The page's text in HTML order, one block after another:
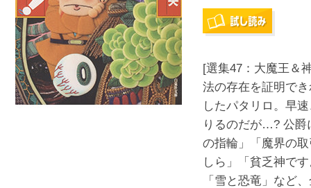
[選集47：大魔王＆
法の存在を証明で
したパタリロ。早
りるのだが…? 公爵
の指輪」「魔界の
しら」「貧乏神で
「雪と恐竜」など